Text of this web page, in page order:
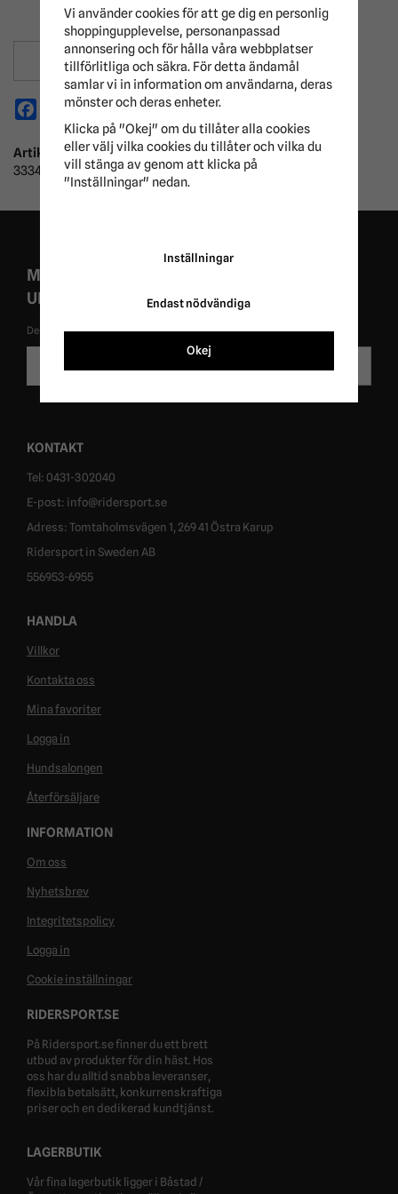
Spara som favorit
Facebook
X EmailPinterest
Artikelnummer:
33343
MISSA ALDRIG EXKLUSIVA KAMPANJER OCH
UNIKA ERBJUDANDEN!
De uppgifter du matar in kommer endast användas till våra nyhetsbrev.
postadress
KONTAKT
Tel: 0431-302040
E-post: info@ridersport.se
Adress: Tomtaholmsvägen 1, 269 41 Östra Karup
Ridersport in Sweden AB
556953-6955
HANDLA
Villkor
Kontakta oss
Mina favoriter
Logga in
Hundsalongen
Återförsäljare
INFORMATION
Om oss
Nyhetsbrev
Integritetspolicy
Logga in
Cookie inställningar
RIDERSPORT.SE
På Ridersport.se finner du ett brett
utbud av produkter för din häst. Hos
oss har du alltid snabba leveranser,
flexibla betalsätt, konkurrenskraftiga
priser och en dedikerad kundtjänst.
LAGERBUTIK
Vår fina lagerbutik ligger i Båstad /
Vi använder cookies för att ge dig en personlig
shoppingupplevelse, personanpassad
annonsering och för hålla våra webbplatser
tillförlitliga och säkra. För detta ändamål
samlar vi in information om användarna, deras
mönster och deras enheter.
Klicka på "Okej" om du tillåter alla cookies
eller välj vilka cookies du tillåter och vilka du
vill stänga av genom att klicka på
"Inställningar" nedan.
Inställningar
Endast nödvändiga
Okej